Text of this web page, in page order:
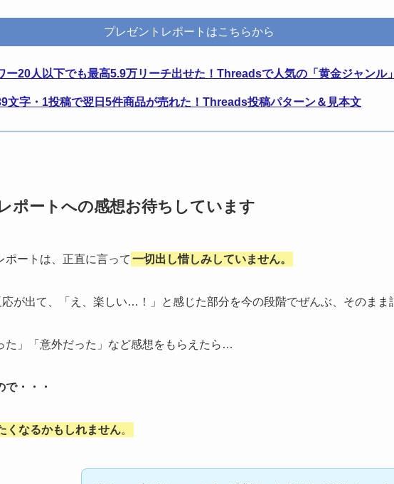
プレゼントレポートはこちらから
ー20人以下でも最高5.9万リーチ出せた！Threadsで人気の「黄金ジャンル
文字・1投稿で翌日5件商品が売れた！Threads投稿パターン＆見本文
ポートへの感想お待ちしています
ポートは、正直に言って 一切出し惜しみしていません。
が出て、「え、楽しい…！」と感じた部分を今の段階でぜんぶ、そのまま
た」「意外だった」など感想をもらえたら…
・・・
くなるかもしれません。